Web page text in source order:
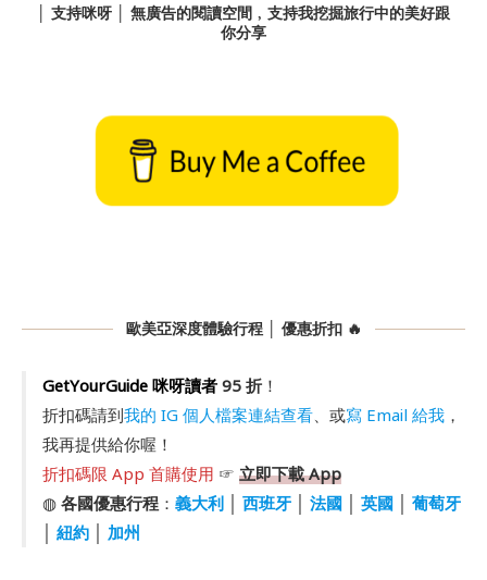
│ 支持咪呀 │ 無廣告的閱讀空間﹐支持我挖掘旅行中的美好跟
你分享
歐美亞深度體驗行程 │ 優惠折扣 🔥
GetYourGuide 咪呀讀者95 折！
折扣碼請到我的 IG 個人檔案連結查看、或寫 Email 給我，
我再提供給你喔！
折扣碼限 App 首購使用 ☞ 立即下載 App
◍ 各國優惠行程： 義大利│ 西班牙│ 法國│ 英國│ 葡萄牙
紐約│ 加州